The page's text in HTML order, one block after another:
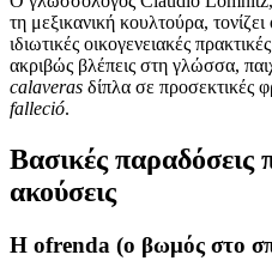
τη μεξικανική κουλτούρα,
ιδιωτικές οικογενειακές
ακριβώς βλέπεις στη γλώσσα,
calaveras δίπλα σε προσεκτικές
falleció.
Βασικές παραδόσεις
ακούσεις
Η ofrenda (ο βωμός στο